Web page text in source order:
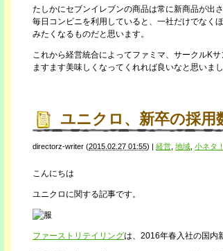
たしかにセブンイレブンの商品は常に新商品が出
毎日コンビニを利用していると、一社だけでなく
みたくなるものだと思います。
これから経営統合によってファミマ、サークルK
ますます美味しくなってくれれば良いなと思いまし
ユニクロ、新卒の採
directorz-writer (2015.02.27 01:55) | 経営 地域 小ネタ！
こんにちは
ユニクロに関する記事です。
ファーストリテイリングは、2016年春入社の国内